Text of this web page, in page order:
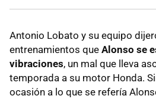
Antonio Lobato y su equipo
entrenamientos que Alonso se
vibraciones, un mal que lleva
temporada a su motor Honda.
ocasión a lo que se refería